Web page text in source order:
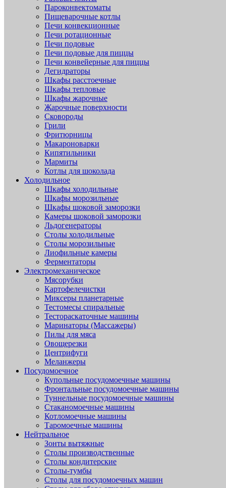
Пароконвектоматы
Пищеварочные котлы
Печи конвекционные
Печи ротационные
Печи подовые
Печи подовые для пиццы
Печи конвейерные для пиццы
Дегидраторы
Шкафы расстоечные
Шкафы тепловые
Шкафы жарочные
Жарочные поверхности
Сковороды
Грили
Фритюрницы
Макароноварки
Кипятильники
Мармиты
Котлы для шоколада
Холодильное
Шкафы холодильные
Шкафы морозильные
Шкафы шоковой заморозки
Камеры шоковой заморозки
Льдогенераторы
Столы холодильные
Столы морозильные
Лиофильные камеры
Ферментаторы
Электромеханическое
Мясорубки
Картофелечистки
Миксеры планетарные
Тестомесы спиральные
Тестораскаточные машины
Маринаторы (Массажеры)
Пилы для мяса
Овощерезки
Центрифуги
Меланжеры
Посудомоечное
Купольные посудомоечные машины
Фронтальные посудомоечные машины
Туннельные посудомоечные машины
Стаканомоечные машины
Котломоечные машины
Таромоечные машины
Нейтральное
Зонты вытяжные
Столы производственные
Столы кондитерские
Столы-тумбы
Столы для посудомоечных машин